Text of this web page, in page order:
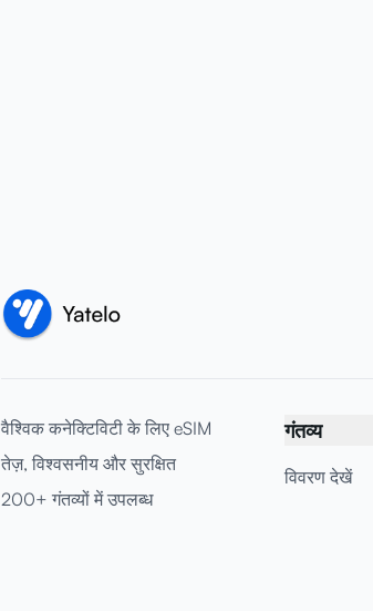
वैश्विक कनेक्टिविटी के लिए eSIM
तेज़, विश्वसनीय और सुरक्षित
200+ गंतव्यों में उपलब्ध
गंतव्य
विवरण देखें